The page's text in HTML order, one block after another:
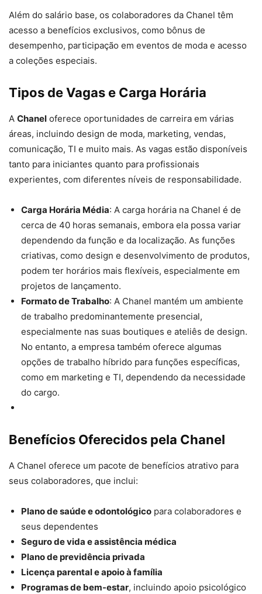
Além do salário base, os colaboradores da Chanel têm
acesso a benefícios exclusivos, como bônus de
desempenho, participação em eventos de moda e acesso
a coleções especiais.
Tipos de Vagas e Carga Horária
A Chanel oferece oportunidades de carreira em várias
áreas, incluindo design de moda, marketing, vendas,
comunicação, TI e muito mais. As vagas estão disponíveis
tanto para iniciantes quanto para profissionais
experientes, com diferentes níveis de responsabilidade.
Carga Horária Média: A carga horária na Chanel é de
cerca de 40 horas semanais, embora ela possa variar
dependendo da função e da localização. As funções
criativas, como design e desenvolvimento de produtos,
podem ter horários mais flexíveis, especialmente em
projetos de lançamento.
Formato de Trabalho: A Chanel mantém um ambiente
de trabalho predominantemente presencial,
especialmente nas suas boutiques e ateliês de design.
No entanto, a empresa também oferece algumas
opções de trabalho híbrido para funções específicas,
como em marketing e TI, dependendo da necessidade
do cargo.
Benefícios Oferecidos pela Chanel
A Chanel oferece um pacote de benefícios atrativo para
seus colaboradores, que inclui:
Plano de saúde e odontológico para colaboradores e
seus dependentes
Seguro de vida e assistência médica
Plano de previdência privada
Licença parental e apoio à família
Programas de bem-estar, incluindo apoio psicológico